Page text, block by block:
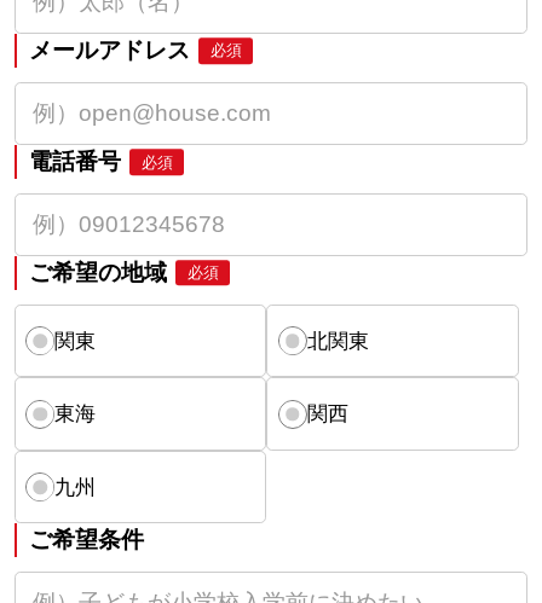
メールアドレス 必須
電話番号 必須
ご希望の地域 必須
関東 北関東
東海 関西
九州
ご希望条件